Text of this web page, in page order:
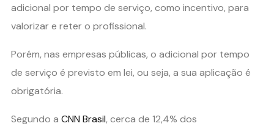
adicional por tempo de serviço, como incentivo, para
valorizar e reter o profissional.
Porém, nas empresas públicas, o adicional por tempo
de serviço é previsto em lei, ou seja, a sua aplicação é
obrigatória.
Segundo a CNN Brasil, cerca de 12,4% dos